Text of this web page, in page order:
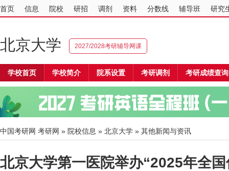
首页 信息 院校 研招 调剂 资料 分数线 辅导班 研究
北京大学 2027/2028考研辅导网课
学校首页 学校简介 院系设置 考研调剂 考研成绩查询
中国考研网 考研网 » 院校信息 » 北京大学 » 其他新闻与资讯
北京大学第一医院举办“2025年全